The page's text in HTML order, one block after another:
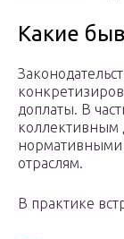
Какие
доплаты. В
коллективным
нормативными
отраслям.
В практике